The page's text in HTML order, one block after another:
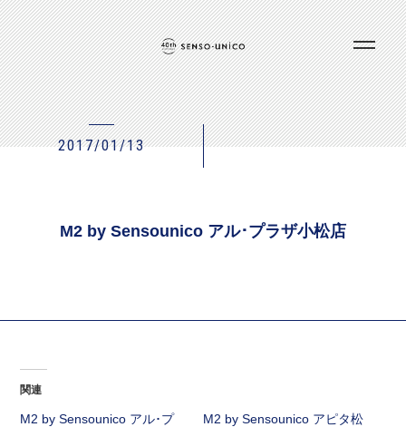
2017/01/13
M2 by Sensounico アル･プラザ小松店
関連
M2 by Sensounico アル･プ
M2 by Sensounico アピタ松